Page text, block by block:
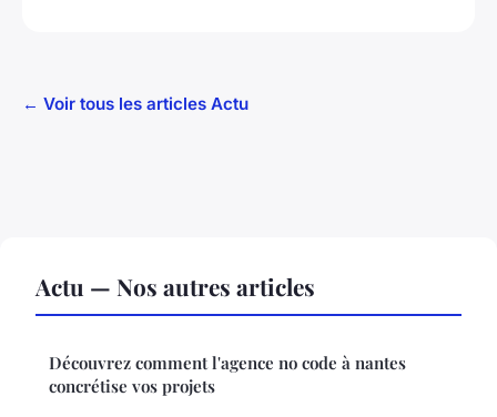
← Voir tous les articles Actu
Actu — Nos autres articles
Découvrez comment l'agence no code à nantes
concrétise vos projets